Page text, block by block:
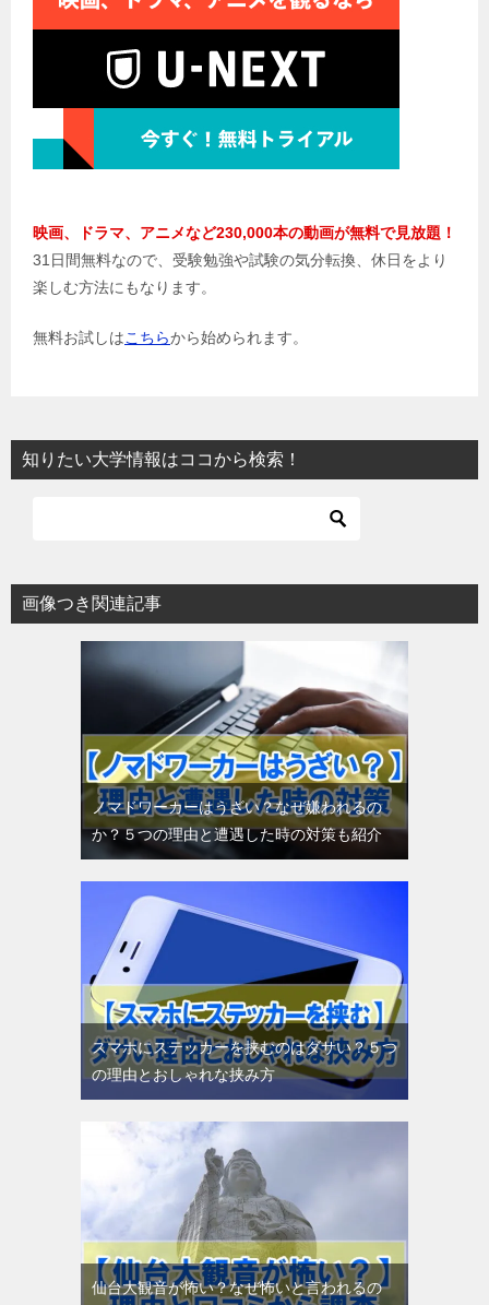
映画、ドラマ、アニメなど230,000本の動画が無料で見放題！
31日間無料なので、受験勉強や試験の気分転換、休日をより
楽しむ方法にもなります。
無料お試しはこちらから始められます。
知りたい大学情報はココから検索！
画像つき関連記事
ノマドワーカーはうざい？なぜ嫌われるの
か？５つの理由と遭遇した時の対策も紹介
スマホにステッカーを挟むのはダサい？５つ
の理由とおしゃれな挟み方
仙台大観音が怖い？なぜ怖いと言われるの